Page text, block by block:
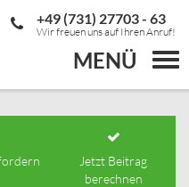
MENÜ
+49 (731) 27703 - 63
Wir freuen uns auf Ihren Anruf!
Jetzt Beitrag
berechnen